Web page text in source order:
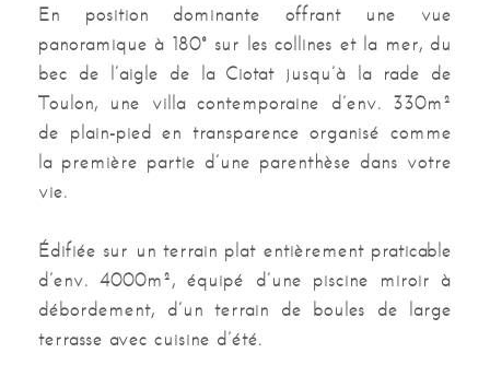
Facade Enduit
Couverture Tuiles
Mitoyennete Indépendant
Piscine
Alarmes Oui
Climatisation
En position dominante offrant une vue
panoramique à 180° sur les collines et la mer, du
bec de l’aigle de la Ciotat jusqu’à la rade de
Toulon, une villa contemporaine d’env. 330m²
de plain-pied en transparence organisé comme
la première partie d’une parenthèse dans votre
vie.
Édifiée sur un terrain plat entièrement praticable
d’env. 4000m², équipé d’une piscine miroir à
débordement, d’un terrain de boules de large
terrasse avec cuisine d’été.